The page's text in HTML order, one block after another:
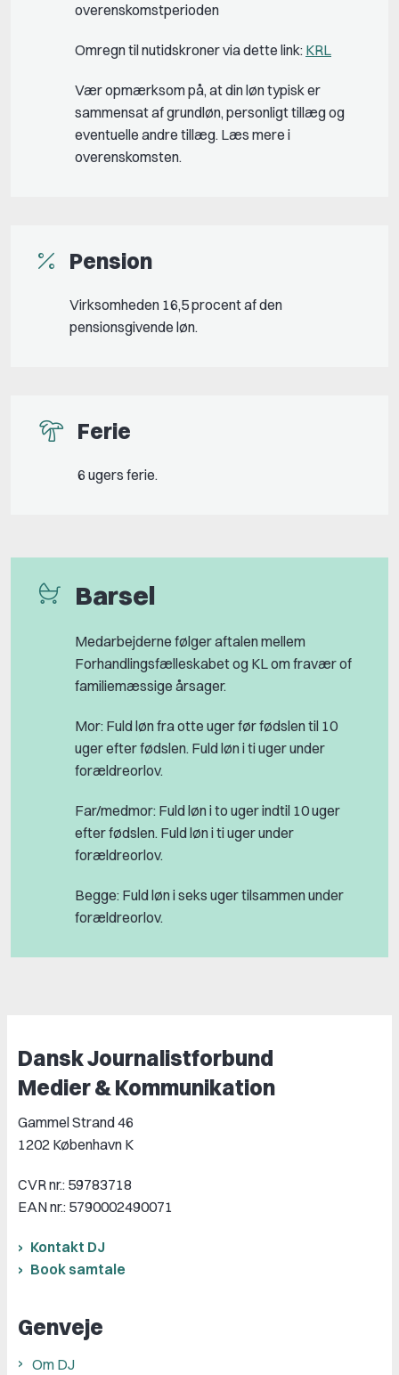
overenskomstperioden
Omregn til nutidskroner via dette link: KRL
Vær opmærksom på, at din løn typisk er
sammensat af grundløn, personligt tillæg og
eventuelle andre tillæg. Læs mere i
overenskomsten.
Pension
Virksomheden 16,5 procent af den
pensionsgivende løn.
Ferie
6 ugers ferie.
Barsel
Medarbejderne følger aftalen mellem
Forhandlingsfælleskabet og KL om fravær of
familiemæssige årsager.
Mor: Fuld løn fra otte uger før fødslen til 10
uger efter fødslen. Fuld løn i ti uger under
forældreorlov.
Far/medmor: Fuld løn i to uger indtil 10 uger
efter fødslen. Fuld løn i ti uger under
forældreorlov.
Begge: Fuld løn i seks uger tilsammen under
forældreorlov.
Dansk Journalistforbund
Medier & Kommunikation
Gammel Strand 46
1202 København K
CVR nr.: 59783718
EAN nr.: 5790002490071
Kontakt DJ
Book samtale
Genveje
Om DJ